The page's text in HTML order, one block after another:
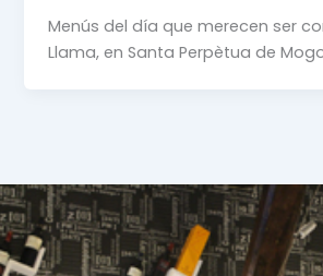
Menús del día que merecen ser
Llama, en Santa Perpètua de